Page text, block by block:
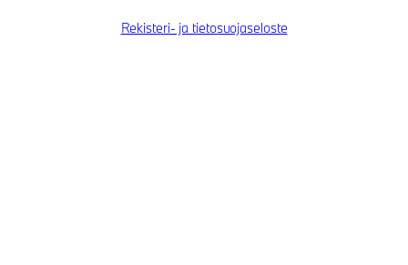
Rekisteri- ja tietosuojaseloste